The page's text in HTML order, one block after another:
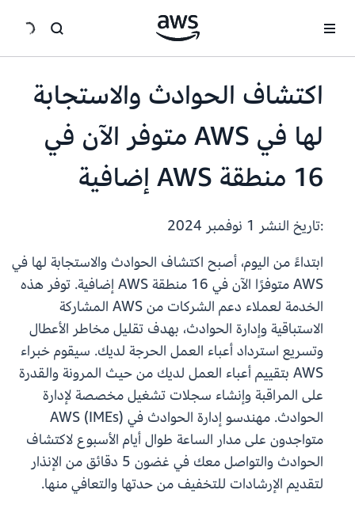
اكتشاف الحوادث والاستجابة
لها في AWS متوفر الآن في
16 منطقة AWS إضافية
:تاريخ النشر
ابتداءً من اليوم، أصبح اكتشاف الحوادث والاستجابة لها في
AWS متوفرًا الآن في 16 منطقة AWS إضافية. توفر هذه
الخدمة لعملاء دعم الشركات من AWS المشاركة
الاستباقية وإدارة الحوادث، بهدف تقليل مخاطر الأعطال
وتسريع استرداد أعباء العمل الحرجة لديك. سيقوم خبراء
AWS بتقييم أعباء العمل لديك من حيث المرونة والقدرة
على المراقبة وإنشاء سجلات تشغيل مخصصة لإدارة
الحوادث. مهندسو إدارة الحوادث في AWS (IMEs)
متواجدون على مدار الساعة طوال أيام الأسبوع لاكتشاف
الحوادث والتواصل معك في غضون 5 دقائق من الإنذار
لتقديم الإرشادات للتخفيف من حدتها والتعافي منها.